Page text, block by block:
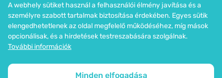
A webhely sütiket használ a felhasználói élmény javítása és a
személyre szabott tartalmak biztosítása érdekében. Egyes sütik
elengedhetetlenek az oldal megfelelő működéséhez, míg mások
opcionálisak, és a hirdetések testreszabására szolgálnak.
További információk
Minden elfogadása
Segítség és megrendelések
Bankkártyás fizetési lehetőség. A személyes adatok garantált védelme
SSL titkosítással.
Az oldal térképe